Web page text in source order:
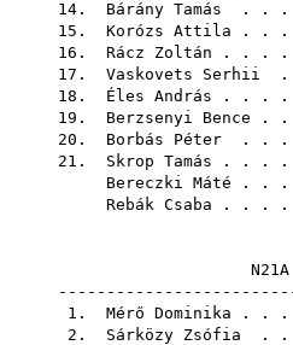
14. Bárány Tamás . . .
15. Korózs Attila . .
16. Rácz Zoltán . . .
17. Vaskovets Serhii .
18. Éles András . . .
19. Berzsenyi Bence .
20. Borbás Péter . . .
21. Skrop Tamás . . .
Bereczki Máté . .
Rebák Csaba . . .
1. Mérő Dominika . .
2. Sárközy Zsófia . .